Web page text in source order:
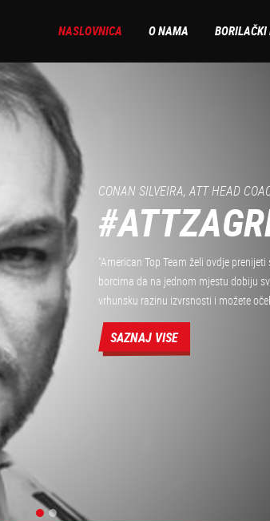
NASLOVNICA O NAMA BORILAČKI
MARKO PETRAK - GLAVNI
" ATT Zagreb je prva MMA dvorana u
sporta u jednu smislenu cjelinu, oni
Svjetskoj razini te su se izdignuli iz
čestitati!"